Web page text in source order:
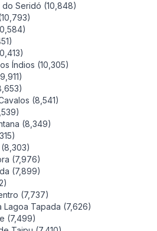
Seridó (10,848)
Índios (10,305)
(8,541)
(8,349)
(7,976)
(7,899)
(7,737)
Lagoa Tapada (7,626)
(7,499)